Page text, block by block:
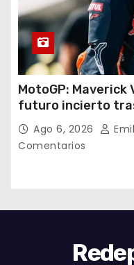
MotoGP:
futuro incierto
decepcionantes
Ago 6, 2026
Comentarios